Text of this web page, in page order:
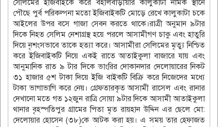
সেলিমের ইজিবাইকে করে বহালবাড়ীয়ার কালুকাটা নামক স্থানে
পৌছে পুর্ব পরিকল্পনা মতো ইজিবাইকটি মোড়ে রেখে কালুকাটা চকে
আইলের উপর বসে গাজা সেবন করতে থাকে।রাত্রী অনুমান ৯টার
দিকে নিহত সেলিম নেশাগ্রস্থ হয়ে পরলে আসামীগণ চাকু এবং হাতুরি
দিয়ে নৃশংসভাবে তাকে হত্যা করে। আসামীরা সেলিমের মৃত্যু নিশ্চিত
করে ইজিবাইকটি নিয়ে একই রাতে আতাইকুলা বাজারে যায় এবং
আনুমানিক রাত ৯ টার দিকে ভাংরির দোকানদার দেলোয়ারের নিকট
৩১ হাজার ৫শ টাকা দিয়ে ইজি বাইকটি বিক্রি করে নিজেদের মধ্যে
টাকা ভাগাভাগি করে নেয়। গ্রেফতারকৃত আসামী রাসেল এবং রানার
দেখানো মতে গত ১২জুন রাত্রি সোয়া ৯টার দিকে আসামী আতাইকুলা
থানার বৃহস্পতিপুর গ্রামের পিতা মৃত রায়হান উদ্দিন এর ছেলে মো:
দেলোয়ার হোসেন (৩৮)কে আটক করা হয়। এ সময় তার হেফাজত